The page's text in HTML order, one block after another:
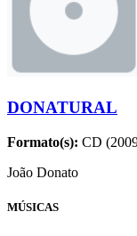
DONATURAL
Formato(s): CD
João Donato
MÚSICAS